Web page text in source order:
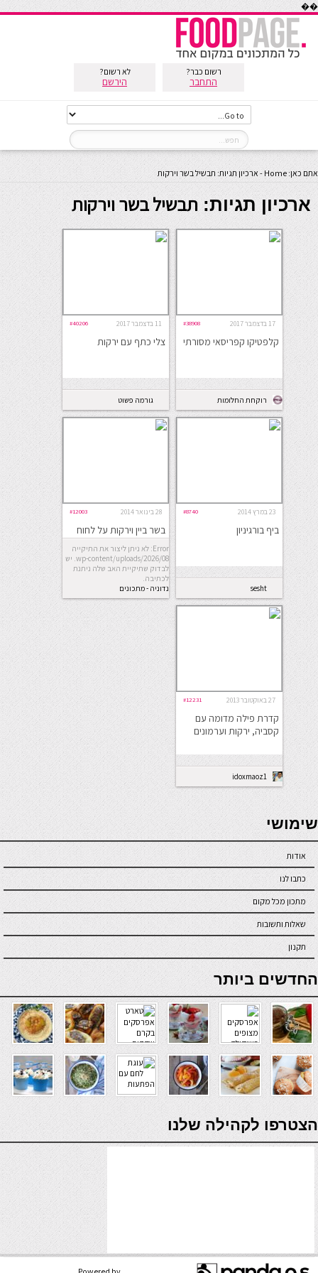
��
רשום כבר?
התחבר
לא רשום?
הירשם
אתם כאן: Home
- ארכיון תגיות: תבשיל בשר וירקות
ארכיון תגיות: תבשיל בשר וירקות
17 בדצמבר 2017 #38908
קלפטיקו קפריסאי מסורתי
רוקחת החלומות
11 בדצמבר 2017 #40206
צלי כתף עם ירקות
גורמה פשוט
23 במרץ 2014 #8740
ביף בורגיניון
sesht
28 בינואר 2014 #12003
בשר ביין וירקות על לחוח
Error: לא ניתן ליצור את התיקייה
wp-content/uploads/2026/08. יש
לבדוק שתיקיית האב שלה ניתנת
לכתיבה.
נדוניה - מתכונים
מדור לדור
27 באוקטובר 2013 #12231
קדרת פילה מדומה עם
קסביה, ירקות וערמונים
idoxmaoz1
seriöse online casinos österreich
שימושי
אודות
כתבו לנו
מתכון מכל מקום
שאלות ותשובות
תקנון
online casino
החדשים ביותר
verde casino
הצטרפו לקהילה שלנו